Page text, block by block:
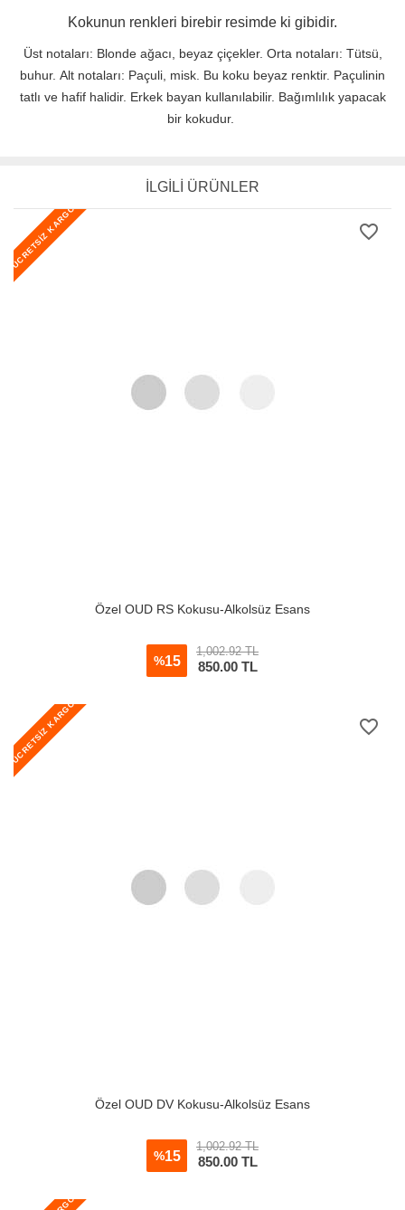
Kokunun renkleri birebir resimde ki gibidir.
Üst notaları: Blonde ağacı, beyaz çiçekler. Orta notaları: Tütsü,
buhur. Alt notaları: Paçuli, misk. Bu koku beyaz renktir. Paçulinin
tatlı ve hafif halidir. Erkek bayan kullanılabilir. Bağımlılık yapacak
bir kokudur.
İLGİLİ ÜRÜNLER
ÜCRETSİZ KARGO favorite_border
Özel OUD RS Kokusu-Alkolsüz Esans
%15
1,002.92 TL
850.00TL
ÜCRETSİZ KARGO favorite_border
Özel OUD DV Kokusu-Alkolsüz Esans
%15
1,002.92 TL
850.00TL